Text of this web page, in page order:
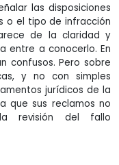
las disposiciones
o el tipo de infracción
de la claridad y
entre a conocerlo. En
confusos. Pero sobre
y no con simples
jurídicos de la
que sus reclamos no
revisión del fallo